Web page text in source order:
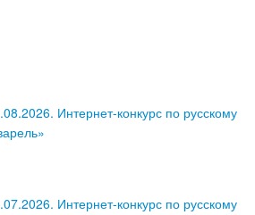
Интернет-конкурс по русскому
Интернет-конкурс по русскому